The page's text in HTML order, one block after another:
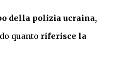
della polizia ucraina,
quanto riferisce la